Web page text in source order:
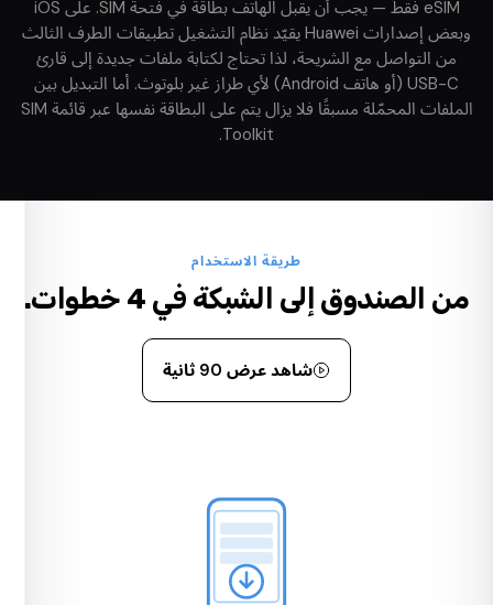
eSIM فقط — يجب أن يقبل الهاتف بطاقة في فتحة SIM. على iOS
وبعض إصدارات Huawei يقيّد نظام التشغيل تطبيقات الطرف الثالث
من التواصل مع الشريحة، لذا تحتاج لكتابة ملفات جديدة إلى قارئ
USB-C (أو هاتف Android) لأي طراز غير بلوتوث. أما التبديل بين
الملفات المحمّلة مسبقًا فلا يزال يتم على البطاقة نفسها عبر قائمة SIM
Toolkit.
طريقة الاستخدام
من الصندوق إلى الشبكة في 4 خطوات.
شاهد عرض 90 ثانية